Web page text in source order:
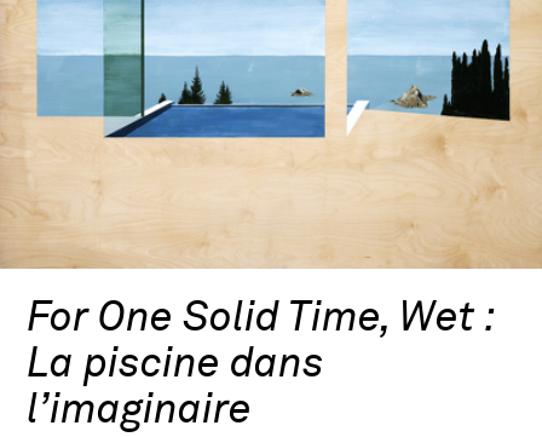
For One Solid Time, Wet :
La piscine dans
l’imaginaire